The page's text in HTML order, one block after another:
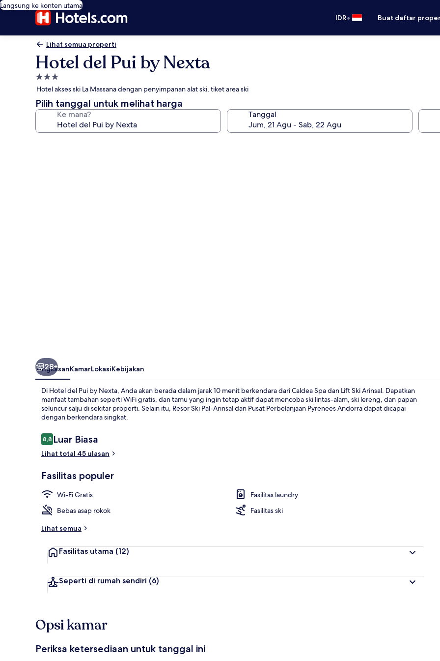
Langsung ke konten utama
IDR• Buat daftar
Lihat semua properti
Hotel del Pui by Nexta
Properti
bintang
3.0
Hotel akses ski La Massana dengan penyimpanan alat ski, tiket area ski
Pilih tanggal untuk melihat harga
Ke mana? Tanggal
Kamar
28+
RingkasanKamarLokasiKebijakan
Di Hotel del Pui by Nexta, Anda akan berada dalam jarak 10 menit berkendara dari Caldea Spa dan Lift Ski Arinsal. Dapatkan
manfaat tambahan seperti WiFi gratis, dan tamu yang ingin tetap aktif dapat mencoba ski lintas-alam, ski lereng, dan papan
seluncur salju di sekitar properti. Selain itu, Resor Ski Pal-Arinsal dan Pusat Perbelanjaan Pyrenees Andorra dapat dicapai
dengan berkendara singkat.
Ulasan
8,88,8 dari 10
Luar Biasa
Lihat total 45 ulasan
Fasilitas populer
Wi-Fi Gratis
Fasilitas laundry
Bebas asap rokok
Fasilitas ski
Lihat semua
Fasilitas utama (12)
Seperti di rumah sendiri (6)
Opsi kamar
Periksa ketersediaan untuk tanggal ini